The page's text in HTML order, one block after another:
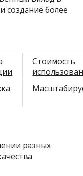
создание более
Стоимость
разных